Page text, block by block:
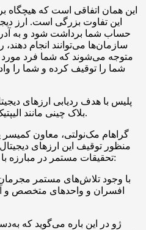
این همان اتفاقی است که هیچگاه
این تفاوت بزرگی است. ارز
حساب شما برداشت شود و به
سازمان‌ها می‌توانند انجام دهند،
متوجه می‌شوند که شما فرد
شما را توقیف کرده و شما را
پلیس با هدف ردیابی ارزهای
بلاک چینی مانند الیپتیک و چینالیسیس همکاری می‌کند.
گراهام مک‌نولتی، معاون کمیسر
منظور توقیف این ارزهای
تحقیقات مستمر در مبارزه با پول‌شویی بین‌المللی، اعلام کرد:
با وجود تلاش‌های مستمر مجرمان
افسران و واحدهای متخصص و
ژو در این باره می‌گوید که